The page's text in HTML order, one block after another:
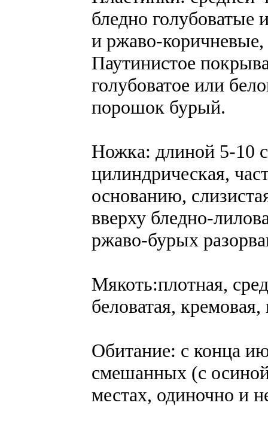
бледно голубоватые
и ржаво-
Паутинистое
голубоватое или
порошок бурый.
Ножка: длиной 5-10
цилиндрическая,
основанию,
вверху бледно-
ржаво-бурых
Мякоть:плотная,
беловатая,
Обитание: с конца
смешанных (с
местах, одиночно и